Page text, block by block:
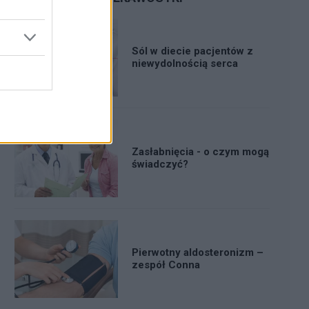
Sól w diecie pacjentów z
niewydolnością serca
Zasłabnięcia - o czym mogą
świadczyć?
Pierwotny aldosteronizm –
zespół Conna